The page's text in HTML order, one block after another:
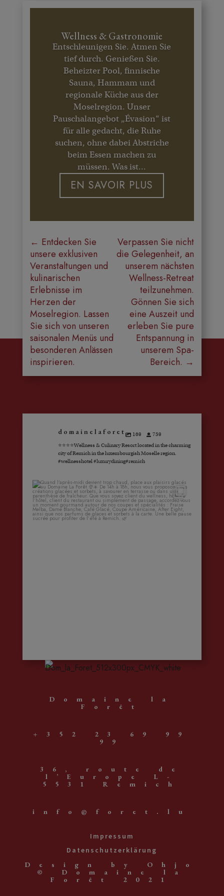
Wellness & Gastronomie
Entschleunigen Sie. Atmen Sie
tief durch. Genießen Sie.
Beheizter Pool, finnische
Sauna, Hammam und
regionale Küche aus der
Moselregion. Unser
Pauschalangebot „Évasion“ ist
für alle gedacht, die Ruhe
suchen, ohne dabei Abstriche
beim Essen machen zu
müssen. Was ist...
EN SAVOIR PLUS
← Entdecken Sie
unsere exklusiven
Veranstaltungen und
kulinarischen
Erlebnisse im
Herzen der
Moselregion. Lassen
Sie sich von unseren
saisonalen Menüs und
besonderen Anlässen
inspirieren.
Verpassen Sie nicht
die Gelegenheit, an
unserem nächsten
Wellness-Retreat
teilzunehmen.
Gönnen Sie sich
eine Auszeit und
erleben Sie pure
Entspannung in
unserem Spa-
Bereich. →
domainelaforet 169
759
⭐️⭐️⭐️⭐️Wellness & Culinary Resort located in the charming
city of Remich in the luxembourgish Moselle region.
#wellnesshotel #luxurydining#remich
Domaine la
Forêt
+352 23 69 99
99
36, route de
l’Europe L-
5531 Remich
info@foret.lu
Impressum
Datenschutzerklärung
Design by Ohjo
© Domaine la
Forêt 2021